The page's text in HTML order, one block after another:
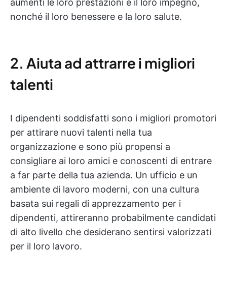
aumenti le loro prestazioni e il loro impegno,
nonché il loro benessere e la loro salute.
2. Aiuta ad attrarre i migliori
talenti
I dipendenti soddisfatti sono i migliori promotori
per attirare nuovi talenti nella tua
organizzazione e sono più propensi a
consigliare ai loro amici e conoscenti di entrare
a far parte della tua azienda. Un ufficio e un
ambiente di lavoro moderni, con una cultura
basata sui regali di apprezzamento per i
dipendenti, attireranno probabilmente candidati
di alto livello che desiderano sentirsi valorizzati
per il loro lavoro.